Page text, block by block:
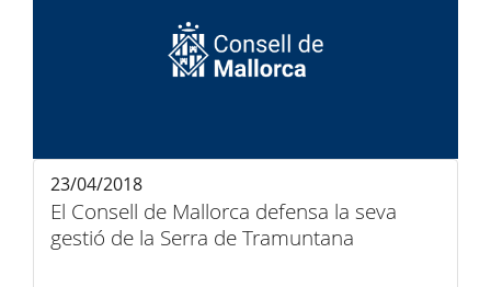
El Consell de Mallorca defensa la seva
gestió de la Serra de Tramuntana
23/04/2018